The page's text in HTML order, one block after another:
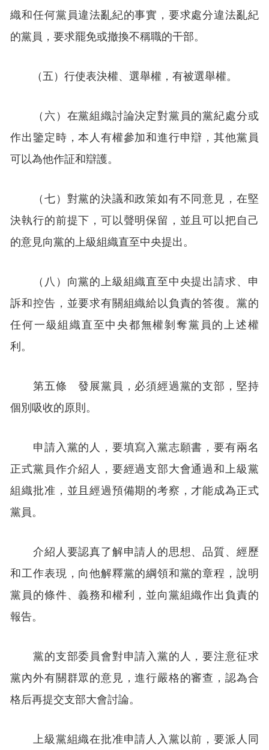
織和任何黨員違法亂紀的事實，要求處分違法亂紀
的黨員，要求罷免或撤換不稱職的干部。
（五）行使表決權、選舉權，有被選舉權。
（六）在黨組織討論決定對黨員的黨紀處分或
作出鑒定時，本人有權參加和進行申辯，其他黨員
可以為他作証和辯護。
（七）對黨的決議和政策如有不同意見，在堅
決執行的前提下，可以聲明保留，並且可以把自己
的意見向黨的上級組織直至中央提出。
（八）向黨的上級組織直至中央提出請求、申
訴和控告，並要求有關組織給以負責的答復。黨的
任何一級組織直至中央都無權剝奪黨員的上述權
利。
第五條 發展黨員，必須經過黨的支部，堅持
個別吸收的原則。
申請入黨的人，要填寫入黨志願書，要有兩名
正式黨員作介紹人，要經過支部大會通過和上級黨
組織批准，並且經過預備期的考察，才能成為正式
黨員。
介紹人要認真了解申請人的思想、品質、經歷
和工作表現，向他解釋黨的綱領和黨的章程，說明
黨員的條件、義務和權利，並向黨組織作出負責的
報告。
黨的支部委員會對申請入黨的人，要注意征求
黨內外有關群眾的意見，進行嚴格的審查，認為合
格后再提交支部大會討論。
上級黨組織在批准申請人入黨以前，要派人同